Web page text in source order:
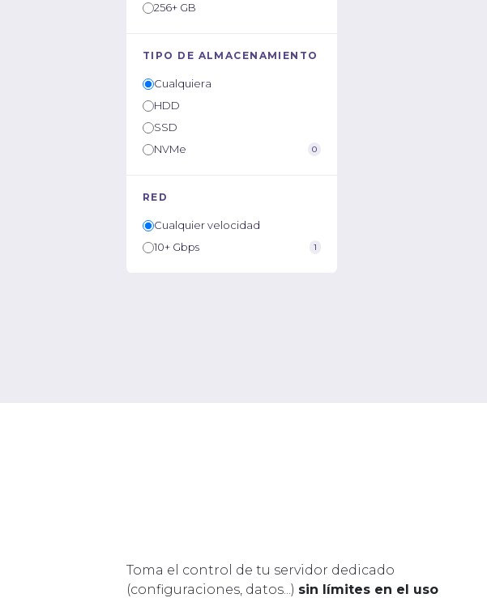
256+ GB
TIPO DE ALMACENAMIENTO
Cualquiera
HDD
SSD
NVMe
0
RED
Cualquier velocidad
10+ Gbps
1
Toma el control de tu servidor dedicado
(configuraciones, datos...) sin límites en el uso